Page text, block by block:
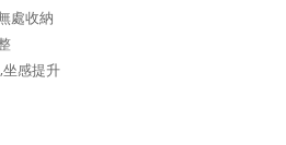
處收納
感提升